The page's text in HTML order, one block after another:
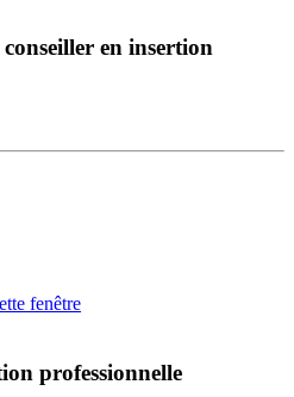
en insertion
fenêtre
professionnelle